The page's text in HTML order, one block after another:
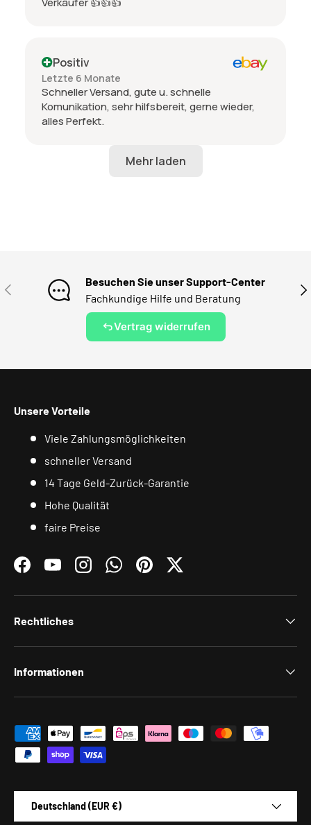
Positiv
Letzte 6 Monate
Schneller Versand, gute u. schnelle
Komunikation, sehr hilfsbereit, gerne wieder,
alles Perfekt.
VORHERIGE
Besuchen Sie unser Support-Center
Fachkundige Hilfe und Beratung
Vertrag widerrufen
Unsere Vorteile
Viele Zahlungsmöglichkeiten
schneller Versand
14 Tage Geld-Zurück-Garantie
Hohe Qualität
faire Preise
FacebookYouTubeInstagramWhatsAppPinterestTwitter
Rechtliches
Informationen
Zahlungsmethoden
Deutschland (EUR €)